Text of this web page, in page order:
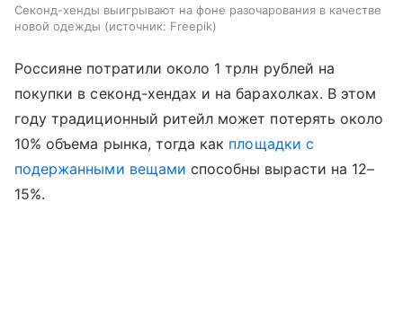
Секонд-хенды выигрывают на фоне разочарования в качестве
новой одежды
источник: Freepik
Россияне потратили около 1 трлн рублей на
покупки в секонд-хендах и на барахолках. В этом
году традиционный ритейл может потерять около
10% объема рынка, тогда как площадки с
подержанными вещами способны вырасти на 12–
15%.